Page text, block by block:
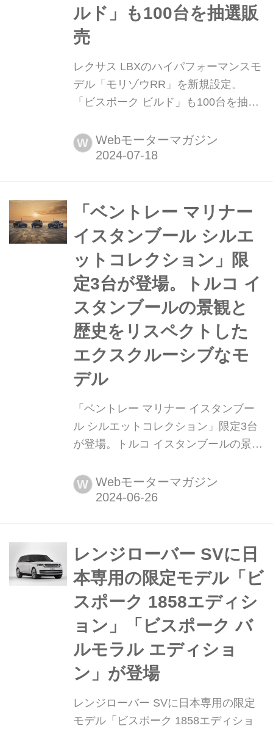
ルド」も100台を抽選販
売
レクサス LBXのハイパフォーマンスモ
デル「モリゾウRR」を新規設定。
「ビスポーク ビルド」も100台を抽選
年1月の東京オートサロンに出展し
た、「LBX MORIZO(モリゾウ)RR」の
ている。また、発売記念の「Bespoke
Build(ビスポーク ビルド)」は100台を
抽選...
W Webモーターマガジン
「ベントレー マリナー
イスタンブール シルエ
ットコレクション」限
定3台が登場。トルコ イ
スタンブールの景観と
歴史をリスペクトした
エクスクルーシブなモ
デル
「ベントレー マリナー イスタンブー
ル シルエットコレクション」限定3台
が登場。トルコ イスタンブールの景観
シブなモデル ベントレー モーターズ
のビスポーク部門マリナーが、東洋と
ルを製作した。「ベントレー マリナー
イスタンブール シルエットコレクショ
ン」と称される、「コンチネンタルGT
アズール V8」と「フライングスパー
ア...
W Webモーターマガジン
レンジローバー SVに日
本専用の限定モデル「ビ
スポーク 1858エディシ
ョン」「ビスポーク バ
ルモラル エディショ
ン」が登場
レンジローバー SVに日本専用の限定
モデル「ビスポーク 1858エディショ